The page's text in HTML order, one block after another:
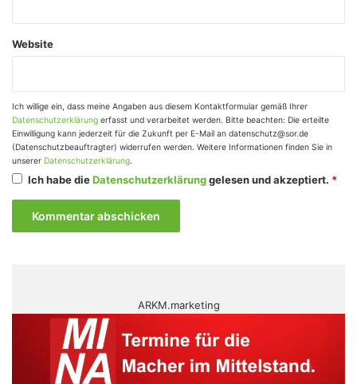
Website
Ich willige ein, dass meine Angaben aus diesem Kontaktformular gemäß Ihrer
Datenschutzerklärung erfasst und verarbeitet werden. Bitte beachten: Die erteilte
Einwilligung kann jederzeit für die Zukunft per E-Mail an datenschutz@sor.de
(Datenschutzbeauftragter) widerrufen werden. Weitere Informationen finden Sie in
unserer Datenschutzerklärung.
Ich habe dieDatenschutzerklärunggelesen und akzeptiert. *
ARKM.marketing